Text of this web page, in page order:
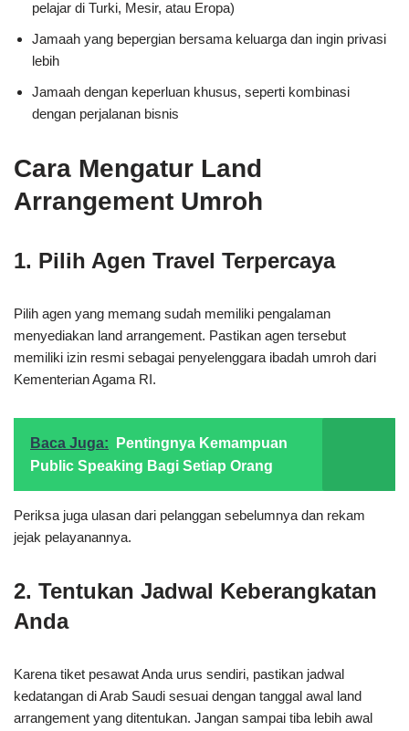
pelajar di Turki, Mesir, atau Eropa)
Jamaah yang bepergian bersama keluarga dan ingin privasi
lebih
Jamaah dengan keperluan khusus, seperti kombinasi
dengan perjalanan bisnis
Cara Mengatur Land
Arrangement Umroh
1. Pilih Agen Travel Terpercaya
Pilih agen yang memang sudah memiliki pengalaman
menyediakan land arrangement. Pastikan agen tersebut
memiliki izin resmi sebagai penyelenggara ibadah umroh dari
Kementerian Agama RI.
Baca Juga:
Pentingnya Kemampuan
Public Speaking Bagi Setiap Orang
Periksa juga ulasan dari pelanggan sebelumnya dan rekam
jejak pelayanannya.
2. Tentukan Jadwal Keberangkatan
Anda
Karena tiket pesawat Anda urus sendiri, pastikan jadwal
kedatangan di Arab Saudi sesuai dengan tanggal awal land
arrangement yang ditentukan. Jangan sampai tiba lebih awal